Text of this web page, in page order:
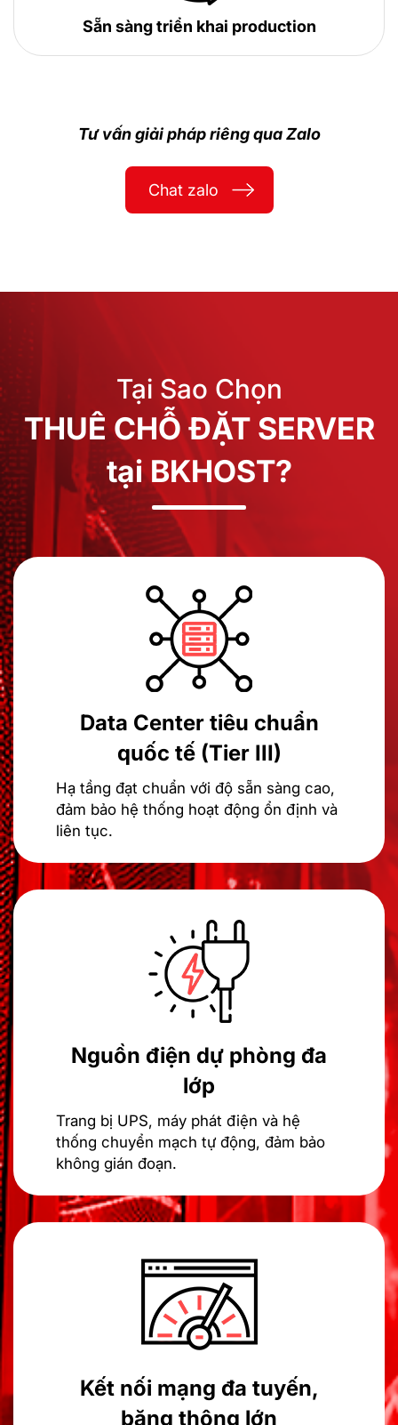
Sẵn sàng triển khai production
Tư vấn giải pháp riêng qua Zalo
Chat zalo
Tại Sao Chọn
THUÊ CHỖ ĐẶT SERVER
tại BKHOST?
Data Center tiêu chuẩn
quốc tế (Tier III)
Hạ tầng đạt chuẩn với độ sẵn sàng cao,
đảm bảo hệ thống hoạt động ổn định và
liên tục.
Nguồn điện dự phòng đa
lớp
Trang bị UPS, máy phát điện và hệ
thống chuyển mạch tự động, đảm bảo
không gián đoạn.
Kết nối mạng đa tuyến,
băng thông lớn